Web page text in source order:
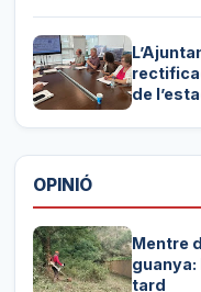
de
OPINIÓ
Mentre
tard